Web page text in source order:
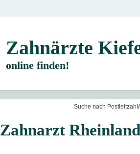
Zahnärzte
online finden!
Suche nach
Zahnarzt